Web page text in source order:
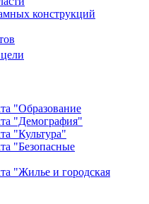
конструкций
"Образование
"Демография"
"Культура"
"Безопасные
"Жилье и городская